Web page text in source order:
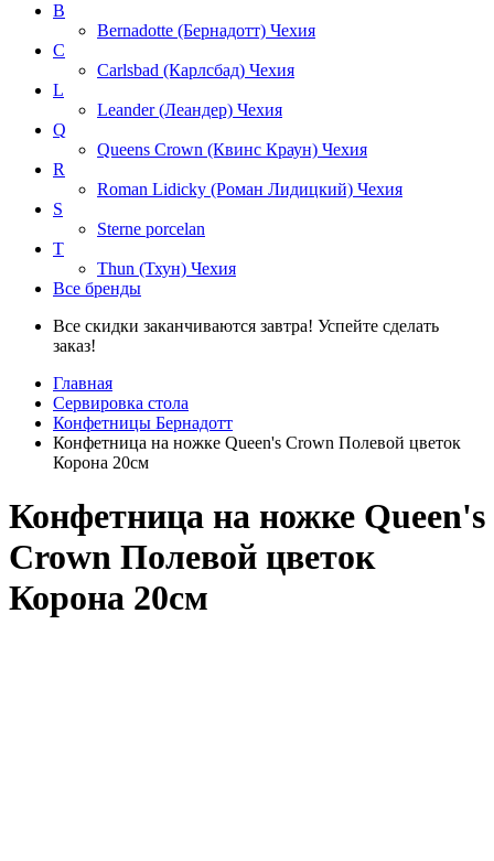
B
Bernadotte (Бернадотт) Чехия
C
Carlsbad (Карлсбад) Чехия
L
Leander (Леандер) Чехия
Q
Queens Crown (Квинс Краун) Чехия
R
Roman Lidicky (Роман Лидицкий) Чехия
S
Sterne porcelan
T
Thun (Тхун) Чехия
Все бренды
Все скидки заканчиваются завтра! Успейте сделать
заказ!
Главная
Сервировка стола
Конфетницы Бернадотт
Конфетница на ножке Queen's Crown Полевой цветок
Корона 20см
Конфетница на ножке Queen's
Crown Полевой цветок
Корона 20см